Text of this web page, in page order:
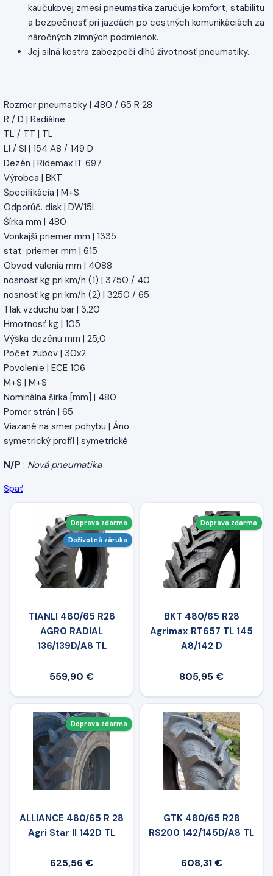
kaučukovej zmesi pneumatika zaručuje komfort, stabilitu
a bezpečnosť pri jazdách po cestných komunikáciách za
náročných zimných podmienok.
Jej silná kostra zabezpečí dlhú životnosť pneumatiky.
Rozmer pneumatiky | 480 / 65 R 28
R / D | Radiálne
TL / TT | TL
LI / SI | 154 A8 / 149 D
Dezén | Ridemax IT 697
Výrobca | BKT
Špecifikácia | M+S
Odporúč. disk | DW15L
Šírka mm | 480
Vonkajší priemer mm | 1335
stat. priemer mm | 615
Obvod valenia mm | 4088
nosnosť kg pri km/h (1) | 3750 / 40
nosnosť kg pri km/h (2) | 3250 / 65
Tlak vzduchu bar | 3,20
Hmotnosť kg | 105
Výška dezénu mm | 25,0
Počet zubov | 30x2
Povolenie | ECE 106
M+S | M+S
Nominálna šírka [mm] | 480
Pomer strán | 65
Viazané na smer pohybu | Áno
symetrický profil | symetrické
N/P : Nová pneumatika
Späť
Doprava zdarma
Doživotná záruka
TIANLI 480/65 R28
AGRO RADIAL
136/139D/A8 TL
559,90 €
Doprava zdarma
BKT 480/65 R28
Agrimax RT657 TL 145
A8/142 D
805,95 €
Doprava zdarma
ALLIANCE 480/65 R 28
Agri Star II 142D TL
625,56 €
GTK 480/65 R28
RS200 142/145D/A8 TL
608,31 €